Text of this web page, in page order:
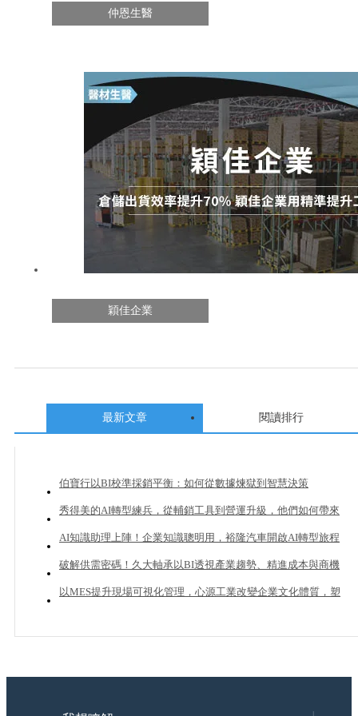
仲恩生醫
穎佳企業
最新文章 閱讀排行
伯寶行以BI校準採銷平衡：如何從數據煉獄到智慧決策
秀得美的AI轉型練兵，從輔銷工具到營運升級，他們如何帶來
20%業績成長？
AI知識助理上陣！企業知識聰明用，裕隆汽車開啟AI轉型旅程
破解供需密碼！久大軸承以BI透視產業趨勢、精進成本與商機
管理
以MES提升現場可視化管理，心源工業改變企業文化體質，塑